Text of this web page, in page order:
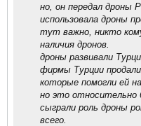
но, он передал дроны
использовала дроны
тут важно, никто
наличия дронов.
дроны развивали
фирмы Турции
которые помогли ей
но это
сыграли роль дроны
всего.